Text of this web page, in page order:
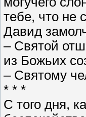
тебе, что не
Давид
– Святой
из Божьих
– Святому
* * *
С того дня,